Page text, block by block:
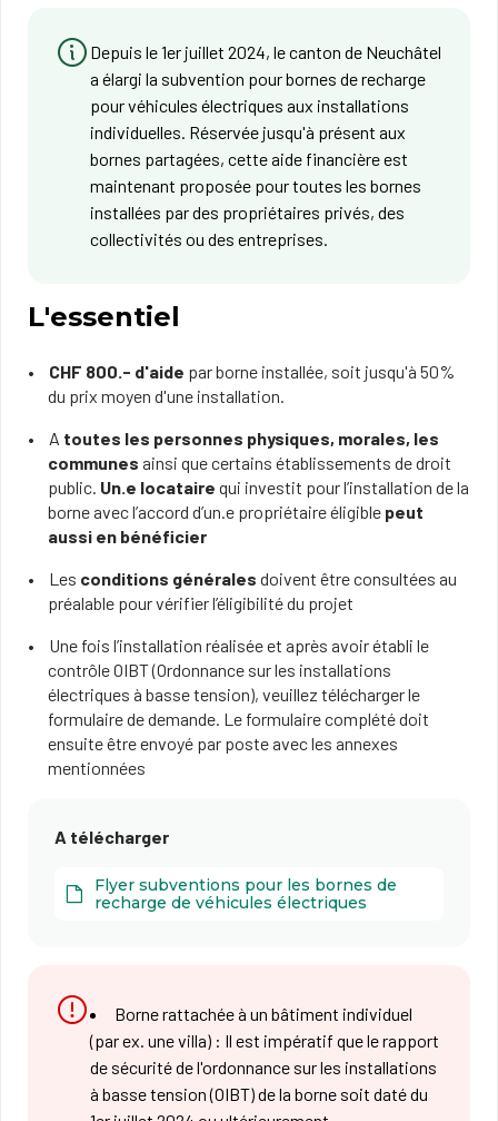
Depuis le 1er juillet 2024, le canton de Neuchâtel
a élargi la subvention pour bornes de recharge
pour véhicules électriques aux installations
individuelles. Réservée jusqu'à présent aux
bornes partagées, cette aide financière est
maintenant proposée pour ​​​toutes les bornes
installées par des propriétaires privés, des
collectivités ou des entreprises.
​L'essentiel
CHF 800.- d'aide par borne installée, soit jusqu'à 50%
du prix moyen d'une installation.
A​ toutes les personnes physiques, morales, les
communes ainsi que certains établissements de droit
public. Un.e locataire qui investit pour l’installation de la
borne ​avec l’accord d’un.e propriétaire éligible peut
aussi en bénéficier​​​​
​​Les conditions générales doivent être consultées au
préalable pour vérifier l’éligibilité du projet
Une fois l’installation réalisée et après avoir établi le
contrôle OIBT (Ordonnance sur les installations
électriques à basse tension), veuillez télécharger le
formulaire de demande. Le formulaire complété doit
ensuite être envoyé par poste avec les annexes
mentionnées
A télécharger
Flyer subventions pour les bornes de
recharge de véhicules électriques
Borne rattachée à un bâtiment individuel
(par ex. une villa) : Il est impératif que le rapport
de sécurité de l'ordonnance sur les installations
à basse tension (OIBT) de la borne soit daté du